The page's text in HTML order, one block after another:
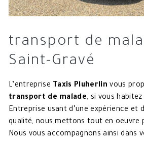
transport de
Saint-Gravé
L’entreprise Taxis Pluherlin vous
transport de malade, si vous habitez
Entreprise usant d’une expérience et
qualité, nous mettons tout en oeuvre
Nous vous accompagnons ainsi dans